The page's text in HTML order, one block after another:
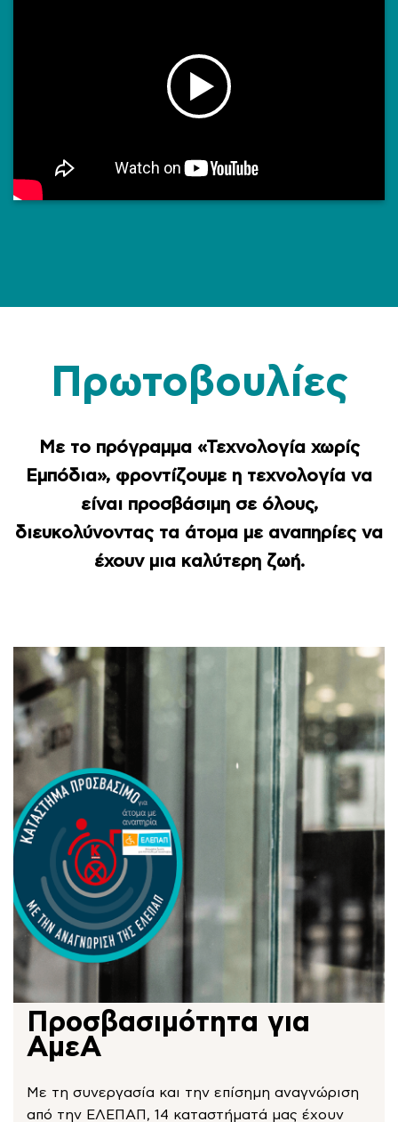
Πρωτοβουλίες
Με το πρόγραμμα «Τεχνολογία χωρίς
Εμπόδια», φροντίζουμε η τεχνολογία να
είναι προσβάσιμη σε όλους,
διευκολύνοντας τα άτομα με αναπηρίες να
έχουν μια καλύτερη ζωή.
Προσβασιμότητα για
ΑμεΑ
Με τη συνεργασία και την επίσημη αναγνώριση
από την ΕΛΕΠΑΠ, 14 καταστήματά μας έχουν